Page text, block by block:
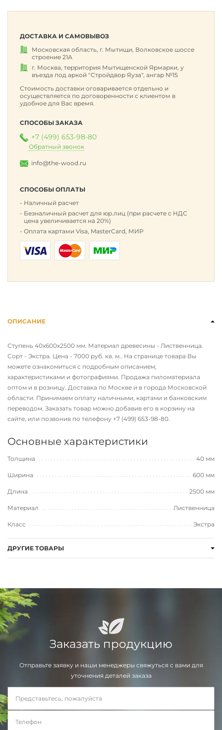
ДОСТАВКА И САМОВЫВОЗ
Московская область, г. Мытищи, Волковское шоссе
строение 21А
г. Москва, территория Мытищенской Ярмарки, у
въезда под аркой "Стройдвор Яуза", ангар №15
Стоимость доставки оговаривается отдельно и
осуществляется по договоренности с клиентом в
удобное для Вас время.
СПОСОБЫ ЗАКАЗА
+7 (499) 653-98-80
Обратный звонок
info@the-wood.ru
СПОСОБЫ ОПЛАТЫ
Наличный расчет
Безналичный расчет для юр.лиц (при расчете с НДС
цена увеличивается на 20%)
Оплата картами Visa, MasterCard, МИР
ОПИСАНИЕ
Ступень 40х600х2500 мм. Материал древесины - Лиственница.
Сорт - Экстра. Цена - 7000 руб. кв. м.. На странице товара Вы
можете ознакомиться с подробным описанием,
характеристиками и фотографиями. Продажа пиломатериала
оптом и в розницу. Доставка по Москве и в города Московской
области. Принимаем оплату наличными, картами и банковским
переводом. Заказать товар можно добавив его в корзину на
сайте, или позвонив по телефону +7 (499) 653-98-80.
Основные характеристики
Толщина 40 мм
Ширина 600 мм
Длина 2500 мм
Материал Лиственница
Класс Экстра
ДРУГИЕ ТОВАРЫ
Заказать продукцию
Отправьте заявку и наши менеджеры свяжуться с вами для
уточнения деталей заказа